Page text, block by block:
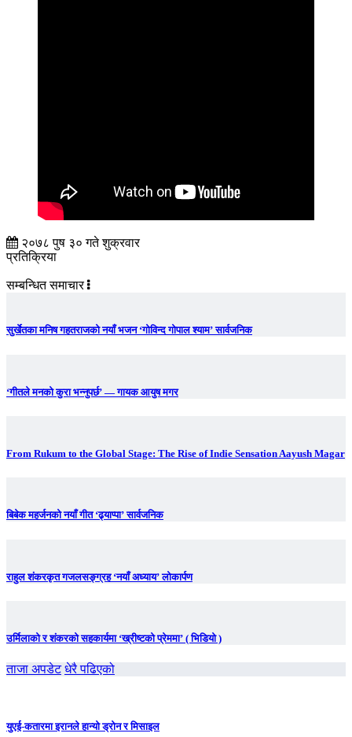
२०७८ पुष ३० गते शुक्रवार
प्रतिक्रिया
सम्बन्धित समाचार
सुर्खेतका मनिष गहतराजको नयाँ भजन ‘गोविन्द गोपाल श्याम’ सार्वजनिक
‘गीतले मनको कुरा भन्नुपर्छ’ — गायक आयुष मगर
From Rukum to the Global Stage: The Rise of Indie Sensation Aayush Magar
बिबेक महर्जनको नयाँ गीत ‘ढ्याप्पा’ सार्वजनिक
राहुल शंकरकृत गजलसङ्ग्रह ‘नयाँ अध्याय’ लोकार्पण
उर्मिलाको र शंकरको सहकार्यमा ‘ख्रीष्टको प्रेममा’ ( भिडियो )
ताजा अपडेट धेरै पढिएको
युएई-कतारमा इरानले हान्यो ड्रोन र मिसाइल